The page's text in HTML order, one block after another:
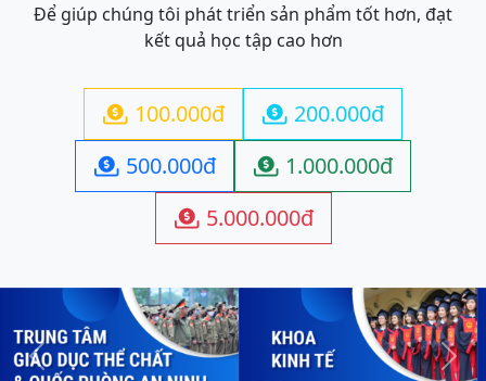
Để giúp chúng tôi phát triển sản phẩm tốt hơn, đạt
kết quả học tập cao hơn
 100.000đ  200.000đ
 500.000đ  1.000.000đ
 5.000.000đ
Previous Next